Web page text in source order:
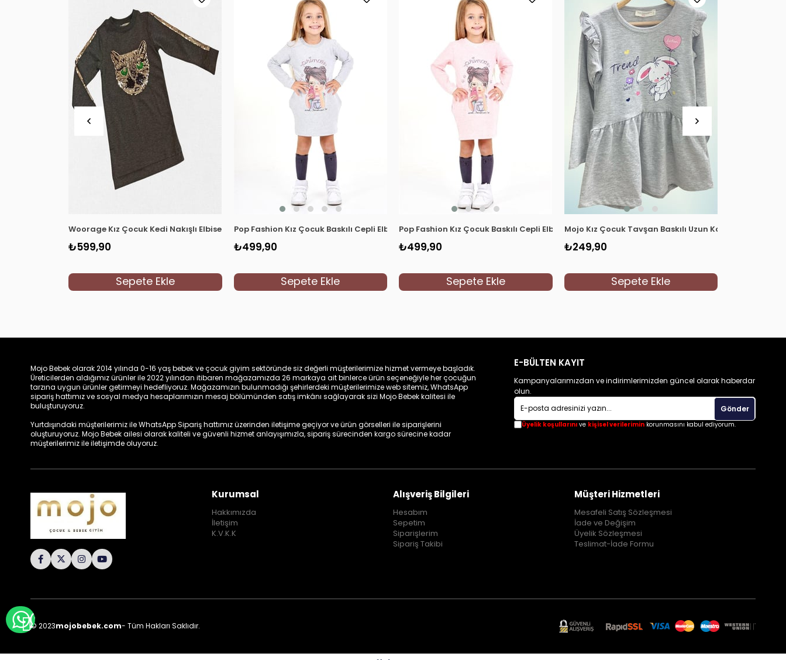
Woorage Kız Çocuk Kedi Nakışlı Elbise 0357 Gri
₺599,90
Sepete Ekle
Pop Fashion Kız Çocuk Baskılı Cepli Elbise 6750 Gri
₺499,90
Sepete Ekle
Pop Fashion Kız Çocuk Baskılı Cepli Elbise 6750 Pembe
₺499,90
Sepete Ekle
Mojo Kız Çocuk Tavşan Baskılı Uzun Kollıu Elbise 6767
₺249,90
Sepete Ekle
Mojo Bebek olarak 2014 yılında 0-16 yaş bebek ve çocuk giyim sektöründe siz değerli müşterilerimize hizmet vermeye başladık.
Üreticilerden aldığımız ürünler ile 2022 yılından itibaren mağazamızda 26 markaya ait binlerce ürün seçeneğiyle her çocuğun
tarzına uygun ürünler getirmeyi hedefliyoruz. Mağazamızın bulunmadığı şehirlerdeki müşterilerimize web sitemiz, WhatsApp
sipariş hattımız ve sosyal medya hesaplarımızın mesaj bölümünden satış imkânı sağlayarak sizi Mojo Bebek kalitesi ile
buluşturuyoruz.
Yurtdışındaki müşterilerimiz ile WhatsApp Sipariş hattımız üzerinden iletişime geçiyor ve ürün görselleri ile siparişlerini
oluşturuyoruz. Mojo Bebek ailesi olarak kaliteli ve güvenli hizmet anlayışımızla, sipariş sürecinden kargo sürecine kadar
müşterilerimiz ile iletişimde oluyoruz.
E-BÜLTEN KAYIT
Kampanyalarımızdan ve indirimlerimizden güncel olarak haberdar
olun.
Gönder
Üyelik koşullarınıve kişisel verileriminkorunmasını kabul ediyorum.
Kurumsal
Hakkımızda
İletişim
K.V.K.K
Alışveriş Bilgileri
Hesabım
Sepetim
Siparişlerim
Sipariş Takibi
Müşteri Hizmetleri
Mesafeli Satış Sözleşmesi
İade ve Değişim
Üyelik Sözleşmesi
Teslimat-İade Formu
© 2023mojobebek.com- Tüm Hakları Saklıdır.